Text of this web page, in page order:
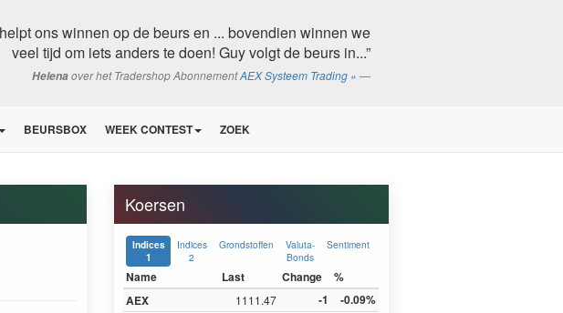
ons winnen op de beurs en ... bovendien winnen we
veel tijd om iets anders te doen! Guy volgt de beurs in...”
Helenaover het Tradershop AbonnementAEX Systeem Trading »
BEURSBOX WEEK CONTEST ZOEK
Koersen
Indices
1
Indices
2
Grondstoffen
Valuta-
Bonds
Sentiment
Name Last Change
%
AEX
1111.47 -1
-0.09%